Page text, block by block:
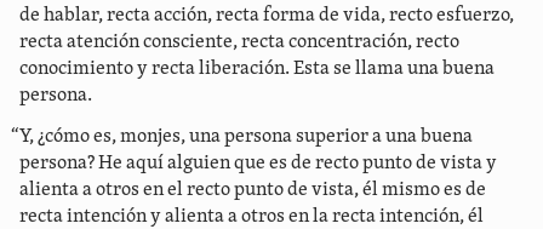
de hablar, recta acción, recta forma de vida, recto esfuerzo,
recta atención consciente, recta concentración, recto
conocimiento y recta liberación. Esta se llama una buena
persona.
“Y, ¿cómo es, monjes, una persona superior a una buena
persona? He aquí alguien que es de recto punto de vista y
alienta a otros en el recto punto de vista, él mismo es de
recta intención y alienta a otros en la recta intención, él